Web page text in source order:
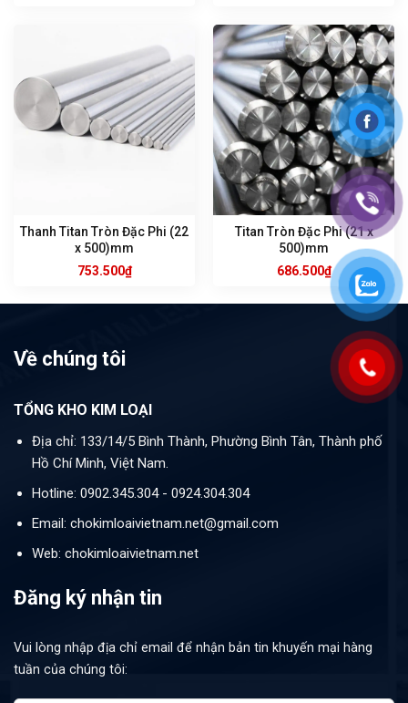
Thanh Titan Tròn Đặc Phi (22
x 500)mm
753.500₫
Titan Tròn Đặc Phi (21 x
500)mm
686.500₫
Về chúng tôi
TỔNG KHO KIM LOẠI
Địa chỉ: 133/14/5 Bình Thành, Phường Bình Tân, Thành phố
Hồ Chí Minh, Việt Nam.
Hotline: 0902.345.304 - 0924.304.304
Email: chokimloaivietnam.net@gmail.com
Web: chokimloaivietnam.net
Đăng ký nhận tin
Vui lòng nhập địa chỉ email để nhận bản tin khuyến mại hàng
tuần của chúng tôi: